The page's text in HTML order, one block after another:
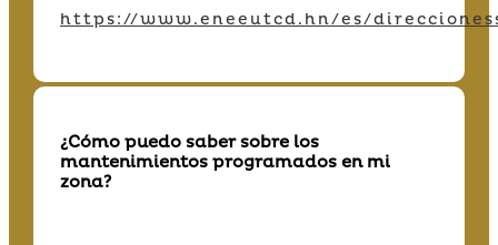
https://www.eneeutcd.hn/es/
¿Cómo puedo saber sobre los
mantenimientos programados en mi
zona?